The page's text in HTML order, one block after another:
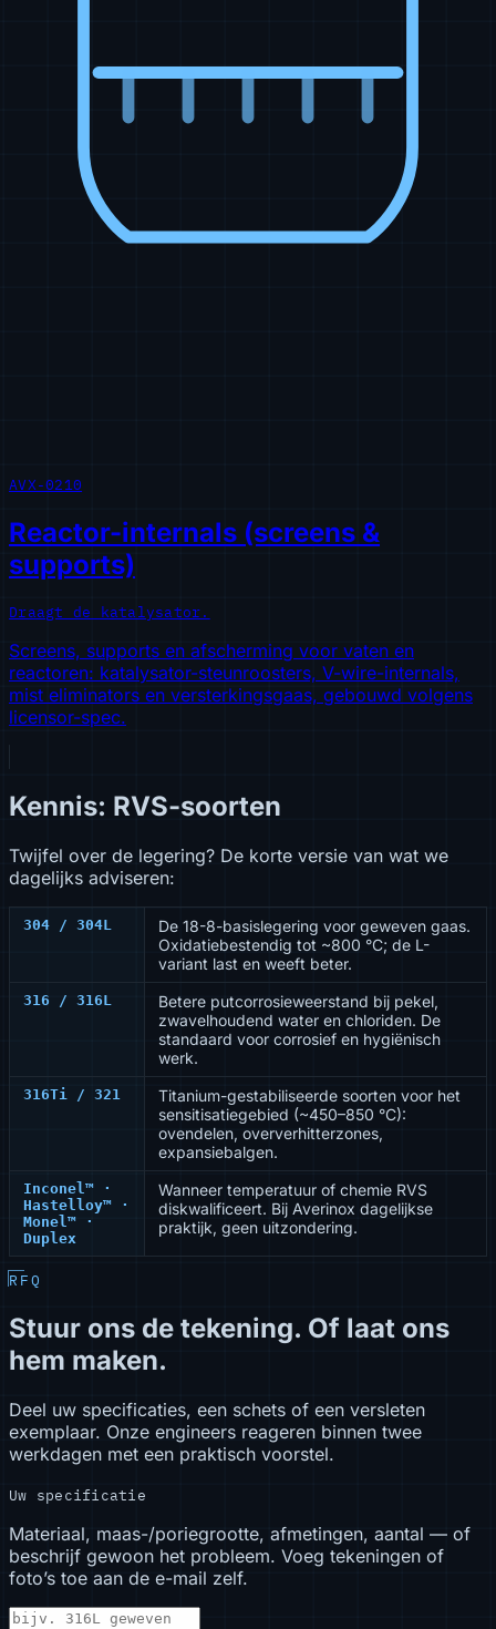
AVX-0210
Reactor-internals (screens &
supports)
Draagt de katalysator.
Screens, supports en afscherming voor vaten en
reactoren: katalysator-steunroosters, V-wire-internals,
mist eliminators en versterkingsgaas, gebouwd volgens
licensor-spec.
Kennis: RVS-soorten
Twijfel over de legering? De korte versie van wat we
dagelijks adviseren:
304 / 304L
De 18-8-basislegering voor geweven gaas.
Oxidatiebestendig tot ~800 °C; de L-
variant last en weeft beter.
316 / 316L
Betere putcorrosieweerstand bij pekel,
zwavelhoudend water en chloriden. De
standaard voor corrosief en hygiënisch
werk.
316Ti / 321
Titanium-gestabiliseerde soorten voor het
sensitisatiegebied (~450–850 °C):
ovendelen, oververhitterzones,
expansiebalgen.
Inconel™ ·
Hastelloy™ ·
Monel™ ·
Duplex
Wanneer temperatuur of chemie RVS
diskwalificeert. Bij Averinox dagelijkse
praktijk, geen uitzondering.
RFQ
Stuur ons de tekening. Of laat ons
hem maken.
Deel uw specificaties, een schets of een versleten
exemplaar. Onze engineers reageren binnen twee
werkdagen met een praktisch voorstel.
Uw specificatie
Materiaal, maas-/poriegrootte, afmetingen, aantal — of
beschrijf gewoon het probleem. Voeg tekeningen of
foto’s toe aan de e-mail zelf.